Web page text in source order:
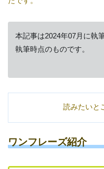
本記事は2024年07月に執
執筆時点のものです。
読みたいと
ワンフレーズ紹介